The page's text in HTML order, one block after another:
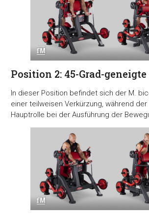
Position 2: 45-Grad-
In dieser Position befindet sich der M.
einer teilweisen Verkürzung, während
Hauptrolle bei der Ausführung der